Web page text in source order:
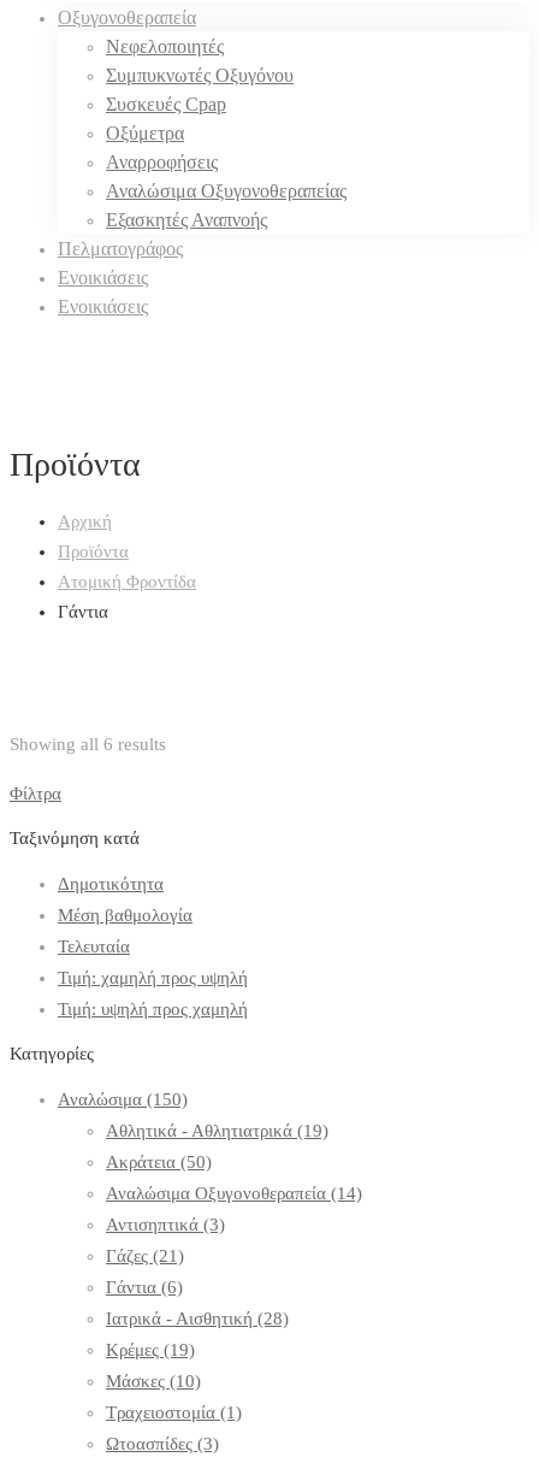
Οξυγονοθεραπεία
Νεφελοποιητές
Συμπυκνωτές Οξυγόνου
Συσκευές Cpap
Οξύμετρα
Αναρροφήσεις
Αναλώσιμα Οξυγονοθεραπείας
Εξασκητές Αναπνοής
Πελματογράφος
Ενοικιάσεις
Ενοικιάσεις
Προϊόντα
Αρχική
Προϊόντα
Ατομική Φροντίδα
Γάντια
Showing all 6 results
Φίλτρα
Ταξινόμηση κατά
Δημοτικότητα
Μέση βαθμολογία
Τελευταία
Τιμή: χαμηλή προς υψηλή
Τιμή: υψηλή προς χαμηλή
Κατηγορίες
Αναλώσιμα (150)
Αθλητικά - Αθλητιατρικά (19)
Ακράτεια (50)
Αναλώσιμα Οξυγονοθεραπεία (14)
Αντισηπτικά (3)
Γάζες (21)
Γάντια (6)
Ιατρικά - Αισθητική (28)
Κρέμες (19)
Μάσκες (10)
Τραχειοστομία (1)
Ωτοασπίδες (3)